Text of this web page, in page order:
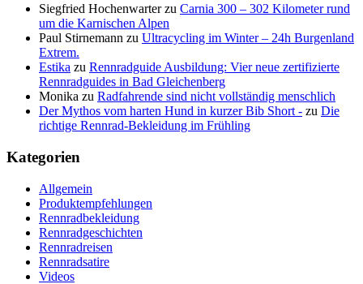
Siegfried Hochenwarterzu Carnia 300 – 302 Kilometer rund
um die Karnischen Alpen
Paul Stirnemann zu Ultracycling im Winter – 24h Burgenland
Extrem.
Estika zu Rennradguide Ausbildung: Vier neue zertifizierte
Rennradguides in Bad Gleichenberg
Monika zu Radfahrende sind nicht vollständig menschlich
Der Mythos vom harten Hund in kurzer Bib Short - zu Die
richtige Rennrad-Bekleidung im Frühling
Kategorien
Allgemein
Produktempfehlungen
Rennradbekleidung
Rennradgeschichten
Rennradreisen
Rennradsatire
Videos